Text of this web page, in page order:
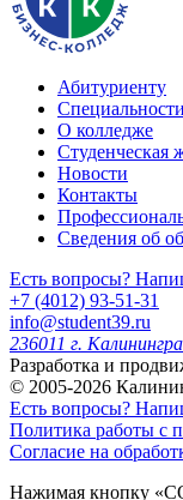
Абитуриенту
Специальности
О колледже
Студенческая
Новости
Контакты
Сведения об
Есть вопросы?
+7 (4012) 93-51-31
info@student39.ru
236011 г.
Разработка и
© 2005-2026
Есть вопросы?
Политика работы с
Согласие на
Нажимая кнопку